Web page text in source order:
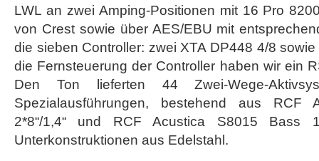
LWL an zwei Amping-Positionen mit 16 Pro
von Crest sowie über AES/EBU mit
die sieben Controller: zwei XTA DP448 4/8
die Fernsteuerung der Controller haben wir ein
Den Ton lieferten 44 Zwei-Wege-
Spezialausführungen, bestehend aus RCF
2*8“/1,4“ und RCF Acustica S8015 Bass
Unterkonstruktionen aus Edelstahl.